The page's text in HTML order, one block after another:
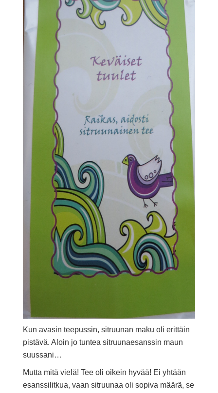
Kun avasin teepussin, sitruunan maku oli erittäin
pistävä. Aloin jo tuntea sitruunaesanssin maun
suussani…
Mutta mitä vielä! Tee oli oikein hyvää! Ei yhtään
esanssilitkua, vaan sitruunaa oli sopiva määrä, se